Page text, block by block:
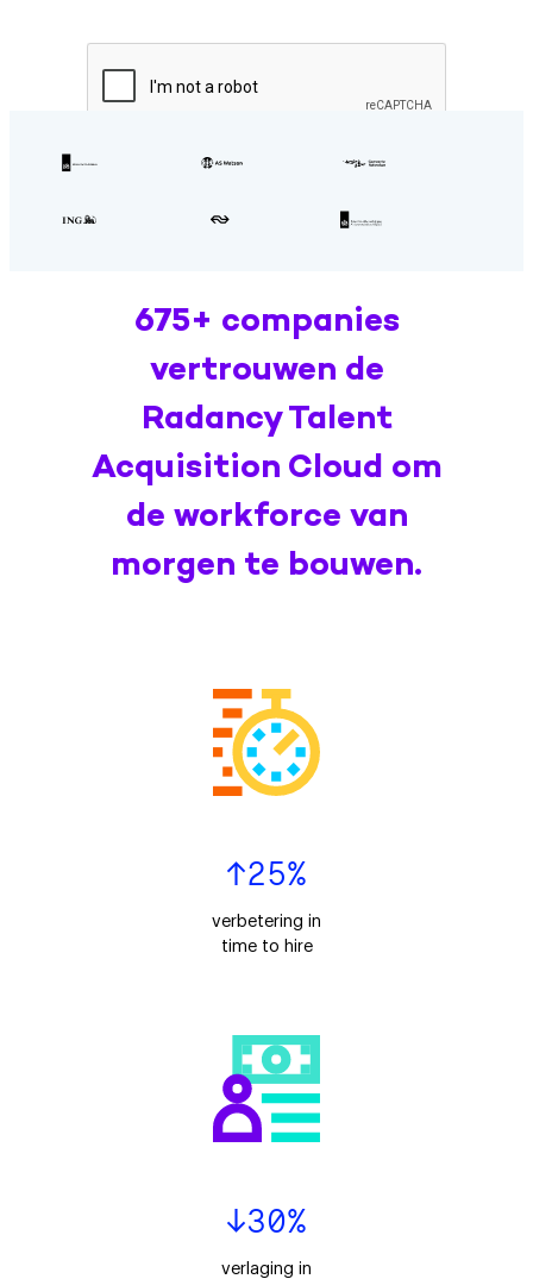
675+ companies
vertrouwen de
Radancy Talent
Acquisition Cloud om
de workforce van
morgen te bouwen.
↑25%
verbetering in
time to hire
↓30%
verlaging in